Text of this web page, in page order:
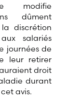
modifie
dûment
discrétion
salariés
journées de
leur retirer
droit
durant
avis.